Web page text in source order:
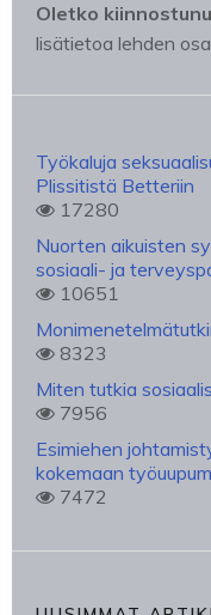
Oletko
lisätietoa lehden
Työkaluja
Plissitistä Betteriin
17280
Nuorten aikuisten
sosiaali- ja
10651
8323
Miten tutkia
7956
Esimiehen
kokemaan
7472